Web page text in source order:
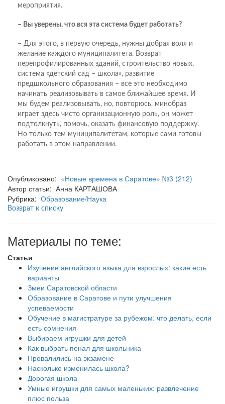
мероприятия.
– Вы уверены, что вся эта система будет работать?
– Для этого, в первую очередь, нужны добрая воля и
желание каждого муниципалитета. Возврат
перепрофилированных зданий, строительство новых,
система «детский сад – школа», развитие
предшкольного образования – все это необходимо
начинать реализовывать в самое ближайшее время. И
мы будем реализовывать, но, повторюсь, минобраз
играет здесь чисто организационную роль, он может
подтолкнуть, помочь, оказать финансовую поддержку.
Но только тем муниципалитетам, которые сами готовы
работать в этом направлении.
Опубликовано: «Новые времена в Саратове» №3 (212)
Автор статьи: Анна КАРТАШОВА
Рубрика: Образование/Наука
Возврат к списку
Материалы по теме:
Статьи
Изучение английского языка для взрослых: какие есть
варианты
Змеи Саратовской области
Образование в Саратове и пути улучшения
успеваемости
Обучение в магистратуре за рубежом: что делать, если
есть сомнения
Выбираем игрушки для детей
Как выбрать пенал для школьника
Провалились на экзамене
Насколько изменилась школа?
Дорогая школа
Умные игрушки для самых маленьких: развлечение
плюс польза